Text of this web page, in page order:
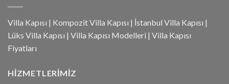
Villa Kapısı | Kompozit Villa Kapısı | İstanbul Villa Kapısı |
Lüks Villa Kapısı | Villa Kapısı Modelleri | Villa Kapısı
Fiyatları
HIZMETLERIMIZ